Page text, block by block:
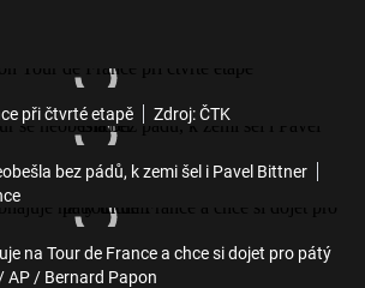
při čtvrté etapě Zdroj: ČTK
bez pádů, k zemi šel i Pavel Bittner
na Tour de France a chce si dojet pro pátý
AP / Bernard Papon